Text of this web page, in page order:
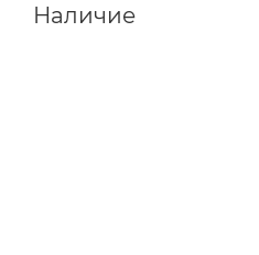
Наличие